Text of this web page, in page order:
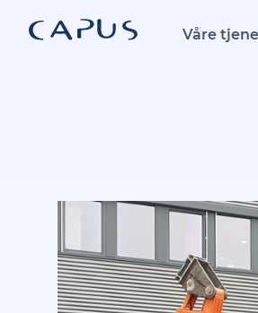
innhold
Våre